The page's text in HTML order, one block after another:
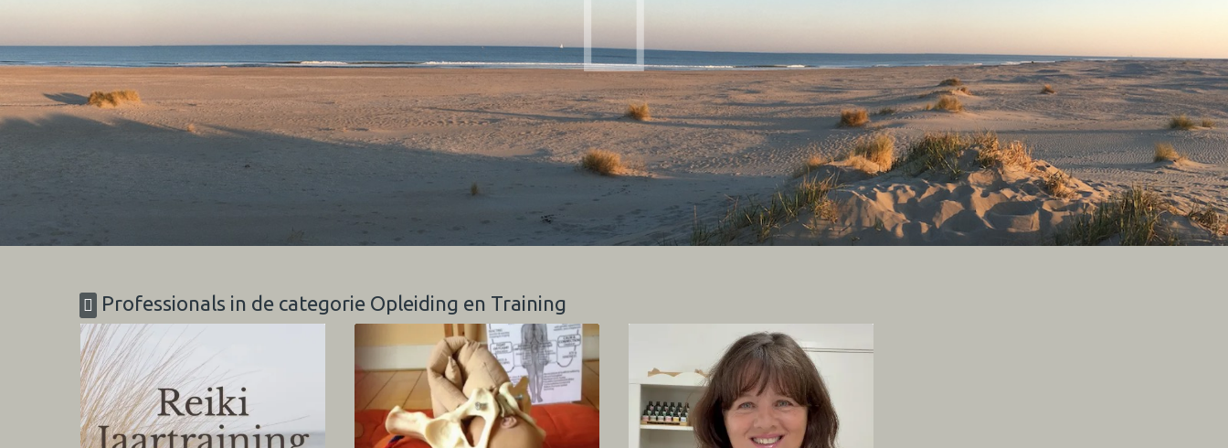
Professionals in de categorie Opleiding en Training